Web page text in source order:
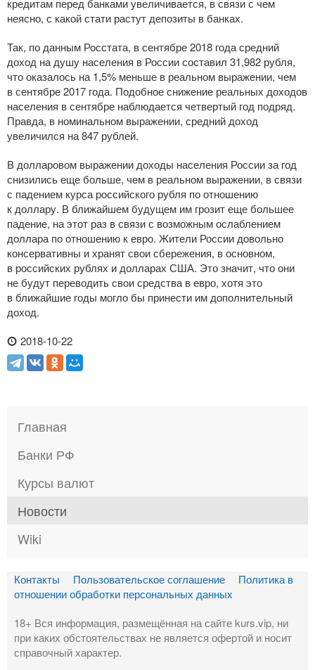
кредитам перед банками увеличивается, в связи с чем
неясно, с какой стати растут депозиты в банках.
Так, по данным Росстата, в сентябре 2018 года средний
доход на душу населения в России составил 31,982 рубля,
что оказалось на 1,5% меньше в реальном выражении, чем
в сентябре 2017 года. Подобное снижение реальных доходов
населения в сентябре наблюдается четвертый год подряд.
Правда, в номинальном выражении, средний доход
увеличился на 847 рублей.
В долларовом выражении доходы населения России за год
снизились еще больше, чем в реальном выражении, в связи
с падением курса российского рубля по отношению
к доллару. В ближайшем будущем им грозит еще большее
падение, на этот раз в связи с возможным ослаблением
доллара по отношению к евро. Жители России довольно
консервативны и хранят свои сбережения, в основном,
в российских рублях и долларах США. Это значит, что они
не будут переводить свои средства в евро, хотя это
в ближайшие годы могло бы принести им дополнительный
доход.
2018-10-22
Главная
Банки РФ
Курсы валют
Новости
Wiki
Контакты Пользовательское соглашение
Политика в
отношении обработки персональных данных
18+ Вся информация, размещённая на сайте kurs.vip, ни
при каких обстоятельствах не является офертой и носит
справочный характер.